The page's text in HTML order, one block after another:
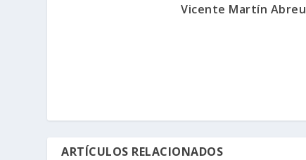
Vicente Martín Abreu
ARTÍCULOS RELACIONADOS